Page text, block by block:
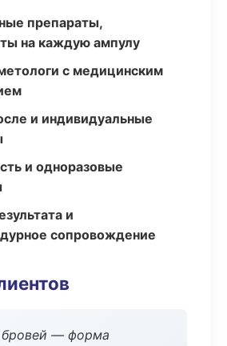
препараты,
на каждую ампулу
с медицинским
и индивидуальные
и одноразовые
и
сопровождение
бровей — форма